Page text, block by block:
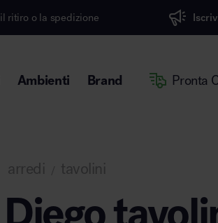
Iscriviti alla Newsletter, ricevi
Ambienti Brand Pronta
arredi tavolini